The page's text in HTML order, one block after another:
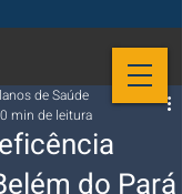
do Pará
de Saúde
min de leitura